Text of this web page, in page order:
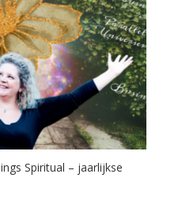
Spiritual – jaarlijkse